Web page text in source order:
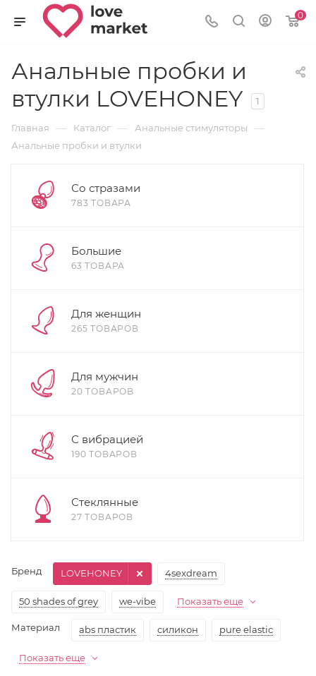
0
Анальные пробки и
втулки LOVEHONEY
1
Главная — Каталог — Анальные стимуляторы —
Анальные пробки и втулки
Со стразами
783 ТОВАРА
Большие
63 ТОВАРА
Для женщин
265 ТОВАРОВ
Для мужчин
20 ТОВАРОВ
С вибрацией
190 ТОВАРОВ
Стеклянные
27 ТОВАРОВ
Бренд 4sexdream
50 shades of grey we-vibe
LOVEHONEY
Показать еще
Материал abs пластик cиликон pure elastic
Показать еще